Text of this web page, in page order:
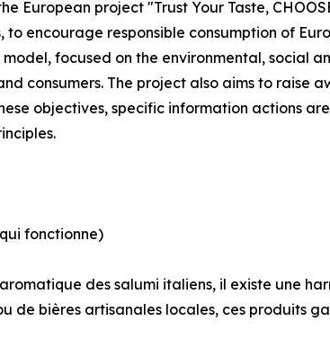
European project "Trust Your Taste,
encourage responsible consumption of
focused on the environmental, social
consumers. The project also aims to raise
objectives, specific information actions
fonctionne)
des salumi italiens, il existe une
de bières artisanales locales, ces produits